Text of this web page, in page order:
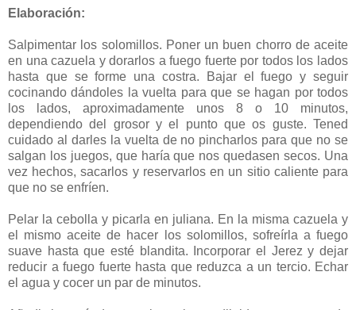
Elaboración:
Salpimentar los solomillos. Poner un buen chorro de aceite
en una cazuela y dorarlos a fuego fuerte por todos los lados
hasta que se forme una costra. Bajar el fuego y seguir
cocinando dándoles la vuelta para que se hagan por todos
los lados, aproximadamente unos 8 o 10 minutos,
dependiendo del grosor y el punto que os guste. Tened
cuidado al darles la vuelta de no pincharlos para que no se
salgan los juegos, que haría que nos quedasen secos. Una
vez hechos, sacarlos y reservarlos en un sitio caliente para
que no se enfríen.
Pelar la cebolla y picarla en juliana. En la misma cazuela y
el mismo aceite de hacer los solomillos, sofreírla a fuego
suave hasta que esté blandita. Incorporar el Jerez y dejar
reducir a fuego fuerte hasta que reduzca a un tercio. Echar
el agua y cocer un par de minutos.